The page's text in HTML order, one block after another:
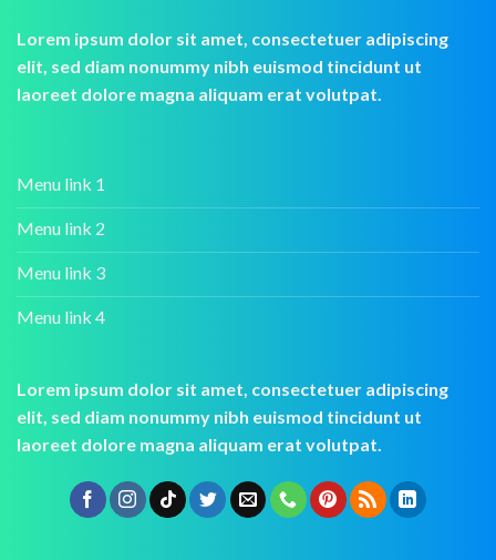
Lorem ipsum dolor sit amet, consectetuer adipiscing
elit, sed diam nonummy nibh euismod tincidunt ut
laoreet dolore magna aliquam erat volutpat.
Menu link 1
Menu link 2
Menu link 3
Menu link 4
Lorem ipsum dolor sit amet, consectetuer adipiscing
elit, sed diam nonummy nibh euismod tincidunt ut
laoreet dolore magna aliquam erat volutpat.